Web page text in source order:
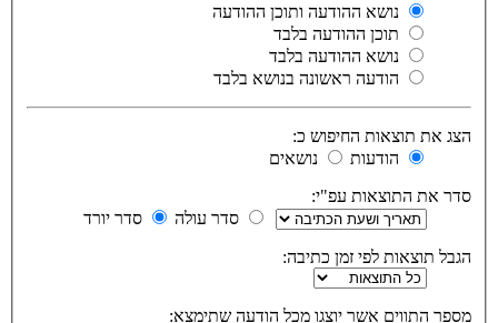
נושא ההודעה ותוכן ההודעה
תוכן ההודעה בלבד
נושא ההודעה בלבד
הודעה ראשונה בנושא בלבד
הצג את תוצאות החיפוש כ:
הודעות
נושאים
סדר את התוצאות עפ"י:
סדר עולה
סדר יורד
הגבל תוצאות לפי זמן כתיבה:
מספר התווים אשר יוצגו מכל הודעה שתימצא: